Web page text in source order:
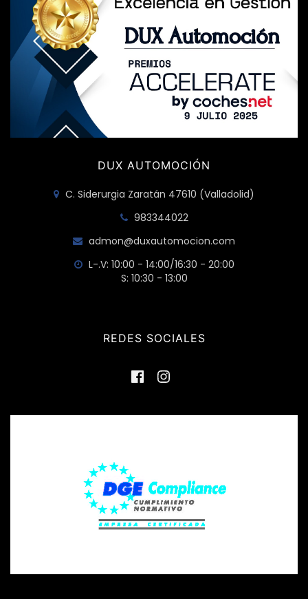
DUX AUTOMOCIÓN
C. Siderurgia Zaratán 47610 (Valladolid)
983344022
admon@duxautomocion.com
L-.V: 10:00 - 14:00/16:30 - 20:00
S: 10:30 - 13:00
REDES SOCIALES